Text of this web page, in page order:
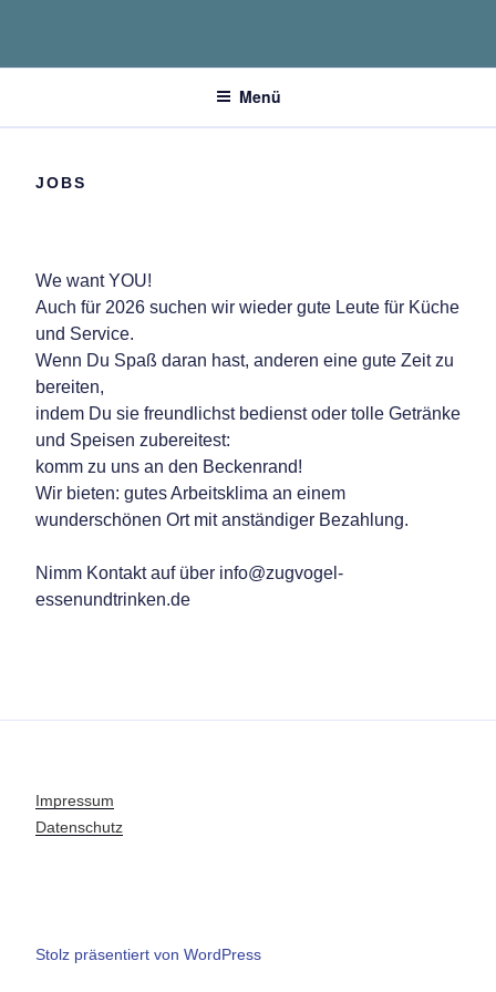
springenessen und trinken
Menü
JOBS
We want YOU!
Auch für 2026 suchen wir wieder gute Leute für Küche
und Service.
Wenn Du Spaß daran hast, anderen eine gute Zeit zu
bereiten,
indem Du sie freundlichst bedienst oder tolle Getränke
und Speisen zubereitest:
komm zu uns an den Beckenrand!
Wir bieten: gutes Arbeitsklima an einem
wunderschönen Ort mit anständiger Bezahlung.
Nimm Kontakt auf über info@zugvogel-
essenundtrinken.de
Impressum
Datenschutz
Stolz präsentiert von WordPress